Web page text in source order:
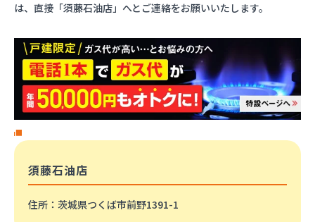
は、直接「須藤石油店」へとご連絡をお願いいたします。
須藤石油店
住所 ：茨城県つくば市前野1391-1